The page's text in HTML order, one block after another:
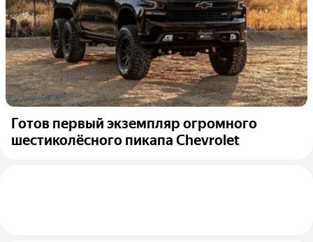
Готов первый экземпляр огромного
шестиколёсного пикапа Chevrolet